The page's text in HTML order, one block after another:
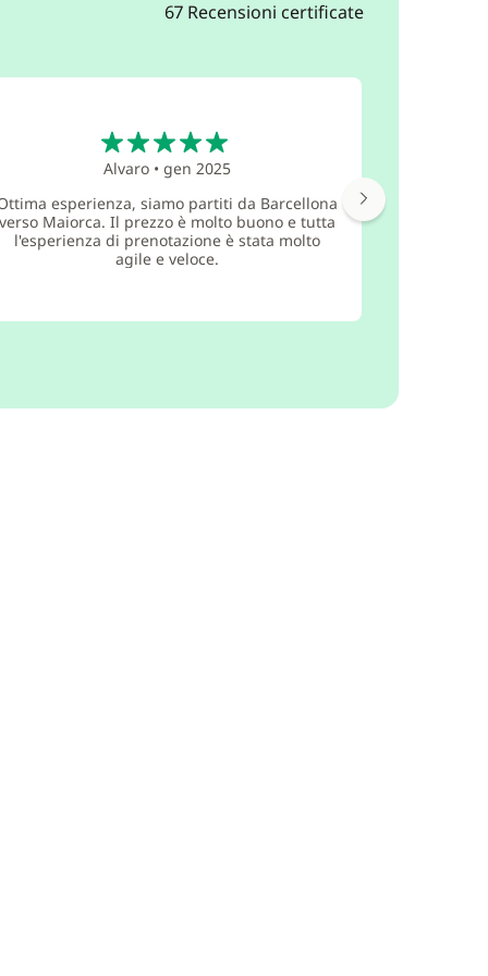
67 Recensioni certificate
Alvaro• gen 2025
esperienza, siamo partiti da Barcellona
verso Maiorca. Il prezzo è molto buono e tutta
l'esperienza di prenotazione è stata molto
agile e veloce.